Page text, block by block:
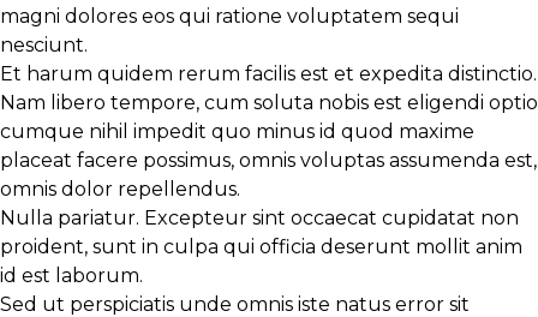
magni dolores eos qui ratione voluptatem sequi
nesciunt.
Et harum quidem rerum facilis est et expedita distinctio.
Nam libero tempore, cum soluta nobis est eligendi optio
cumque nihil impedit quo minus id quod maxime
placeat facere possimus, omnis voluptas assumenda est,
omnis dolor repellendus.
Nulla pariatur. Excepteur sint occaecat cupidatat non
proident, sunt in culpa qui officia deserunt mollit anim
id est laborum.
Sed ut perspiciatis unde omnis iste natus error sit